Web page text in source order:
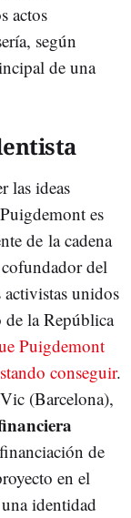
actos
según
de una
las ideas
es
de la cadena
del
activistas unidos
la República
Puigdemont
conseguir.
(Barcelona),
de
en el
identidad